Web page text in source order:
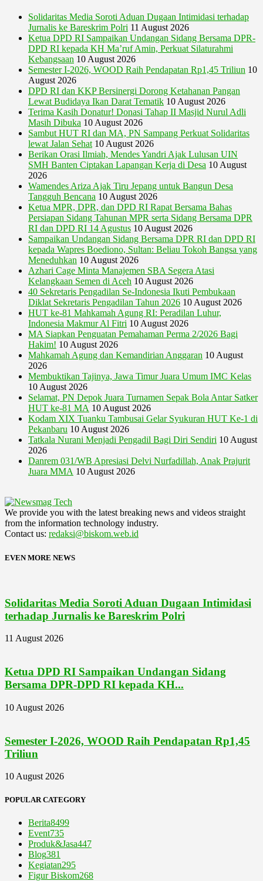
Solidaritas Media Soroti Aduan Dugaan Intimidasi terhadap
Jurnalis ke Bareskrim Polri 11 August 2026
Ketua DPD RI Sampaikan Undangan Sidang Bersama DPR-
DPD RI kepada KH Ma’ruf Amin, Perkuat Silaturahmi
Kebangsaan 10 August 2026
Semester I-2026, WOOD Raih Pendapatan Rp1,45 Triliun 10
August 2026
DPD RI dan KKP Bersinergi Dorong Ketahanan Pangan
Lewat Budidaya Ikan Darat Tematik 10 August 2026
Terima Kasih Donatur! Donasi Tahap II Masjid Nurul Adli
Masih Dibuka 10 August 2026
Sambut HUT RI dan MA, PN Sampang Perkuat Solidaritas
lewat Jalan Sehat 10 August 2026
Berikan Orasi Ilmiah, Mendes Yandri Ajak Lulusan UIN
SMH Banten Ciptakan Lapangan Kerja di Desa 10 August
2026
Wamendes Ariza Ajak Tiru Jepang untuk Bangun Desa
Tangguh Bencana 10 August 2026
Ketua MPR, DPR, dan DPD RI Rapat Bersama Bahas
Persiapan Sidang Tahunan MPR serta Sidang Bersama DPR
RI dan DPD RI 14 Agustus 10 August 2026
Sampaikan Undangan Sidang Bersama DPR RI dan DPD RI
kepada Wapres Boediono, Sultan: Beliau Tokoh Bangsa yang
Meneduhkan 10 August 2026
Azhari Cage Minta Manajemen SBA Segera Atasi
Kelangkaan Semen di Aceh 10 August 2026
40 Sekretaris Pengadilan Se-Indonesia Ikuti Pembukaan
Diklat Sekretaris Pengadilan Tahun 2026 10 August 2026
HUT ke-81 Mahkamah Agung RI: Peradilan Luhur,
Indonesia Makmur Al Fitri 10 August 2026
MA Siapkan Penguatan Pemahaman Perma 2/2026 Bagi
Hakim! 10 August 2026
Mahkamah Agung dan Kemandirian Anggaran 10 August
2026
Membuktikan Tajinya, Jawa Timur Juara Umum IMC Kelas
10 August 2026
Selamat, PN Depok Juara Turnamen Sepak Bola Antar Satker
HUT ke-81 MA 10 August 2026
Kodam XIX Tuanku Tambusai Gelar Syukuran HUT Ke-1 di
Pekanbaru 10 August 2026
Tatkala Nurani Menjadi Pengadil Bagi Diri Sendiri 10 August
2026
Danrem 031/WB Apresiasi Delvi Nurfadillah, Anak Prajurit
Juara MMA 10 August 2026
We provide you with the latest breaking news and videos straight
from the information technology industry.
Contact us: redaksi@biskom.web.id
EVEN MORE NEWS
Solidaritas Media Soroti Aduan Dugaan Intimidasi
terhadap Jurnalis ke Bareskrim Polri
11 August 2026
Ketua DPD RI Sampaikan Undangan Sidang
Bersama DPR-DPD RI kepada KH...
10 August 2026
Semester I-2026, WOOD Raih Pendapatan Rp1,45
Triliun
10 August 2026
POPULAR CATEGORY
Berita8499
Event735
Produk&Jasa447
Blog381
Kegiatan295
Figur Biskom268